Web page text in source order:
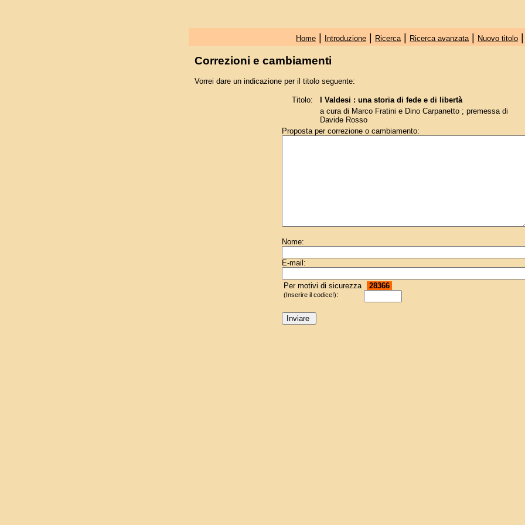
Home| Introduzione| Ricerca| Ricerca avanzata| Nuovo titolo|
Correzioni e cambiamenti
Vorrei dare un indicazione per il titolo seguente:
Titolo:
I Valdesi : una storia di fede e di libertà
a cura di Marco Fratini e Dino Carpanetto ; premessa di
Davide Rosso
Proposta per correzione o cambiamento:
Nome:
E-mail:
Per motivi di sicurezza
(Inserire il codice!):
28366